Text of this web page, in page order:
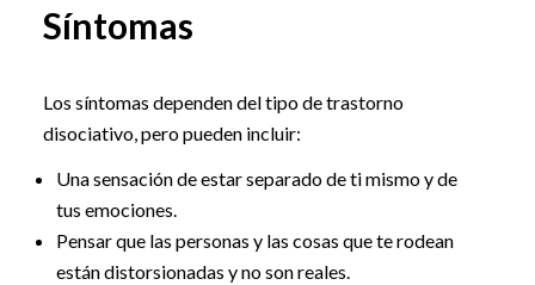
Síntomas
Los síntomas dependen del tipo de trastorno
disociativo, pero pueden incluir:
Una sensación de estar separado de ti mismo y de
tus emociones.
Pensar que las personas y las cosas que te rodean
están distorsionadas y no son reales.